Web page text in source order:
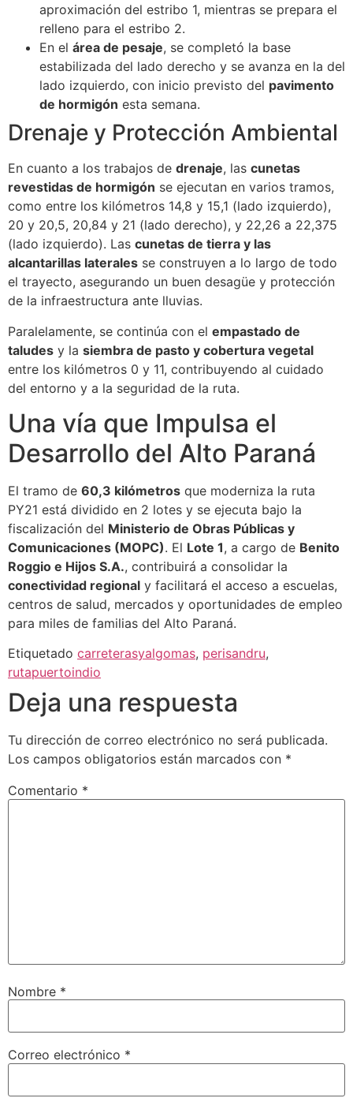
aproximación del estribo 1, mientras se prepara el
relleno para el estribo 2.
En el área de pesaje, se completó la base
estabilizada del lado derecho y se avanza en la del
lado izquierdo, con inicio previsto del pavimento
de hormigón esta semana.
Drenaje y Protección Ambiental
En cuanto a los trabajos de drenaje, las cunetas
revestidas de hormigón se ejecutan en varios tramos,
como entre los kilómetros 14,8 y 15,1 (lado izquierdo),
20 y 20,5, 20,84 y 21 (lado derecho), y 22,26 a 22,375
(lado izquierdo). Las cunetas de tierra y las
alcantarillas laterales se construyen a lo largo de todo
el trayecto, asegurando un buen desagüe y protección
de la infraestructura ante lluvias.
Paralelamente, se continúa con el empastado de
taludes y la siembra de pasto y cobertura vegetal
entre los kilómetros 0 y 11, contribuyendo al cuidado
del entorno y a la seguridad de la ruta.
Una vía que Impulsa el
Desarrollo del Alto Paraná
El tramo de 60,3 kilómetros que moderniza la ruta
PY21 está dividido en 2 lotes y se ejecuta bajo la
fiscalización del Ministerio de Obras Públicas y
Comunicaciones (MOPC). El Lote 1, a cargo de Benito
Roggio e Hijos S.A., contribuirá a consolidar la
conectividad regional y facilitará el acceso a escuelas,
centros de salud, mercados y oportunidades de empleo
para miles de familias del Alto Paraná.
Etiquetado carreterasyalgomas, perisandru,
rutapuertoindio
Deja una respuesta
Tu dirección de correo electrónico no será publicada.
Los campos obligatorios están marcados con *
Comentario *
Nombre *
Correo electrónico *